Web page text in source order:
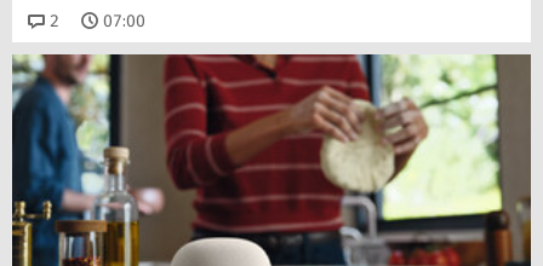
2 Kommentare
07:00